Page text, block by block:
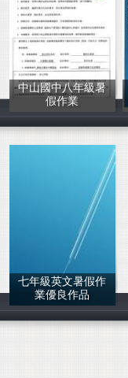
中山國中八年級暑
假作業
Grade 8th
七年級英文暑假作
業優良作品
吳育萱